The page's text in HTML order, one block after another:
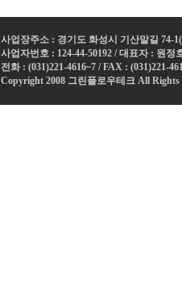
사업장주소 : 경기도 화성시 기산말길 74-
사업자번호 : 124-44-50192 / 대표자 : 원정
전화 : (031)221-4616~7 / FAX : (031)221-
Copyright 2008 그린플로우테크 All Rights